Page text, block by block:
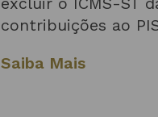
contribuições ao
Saiba Mais